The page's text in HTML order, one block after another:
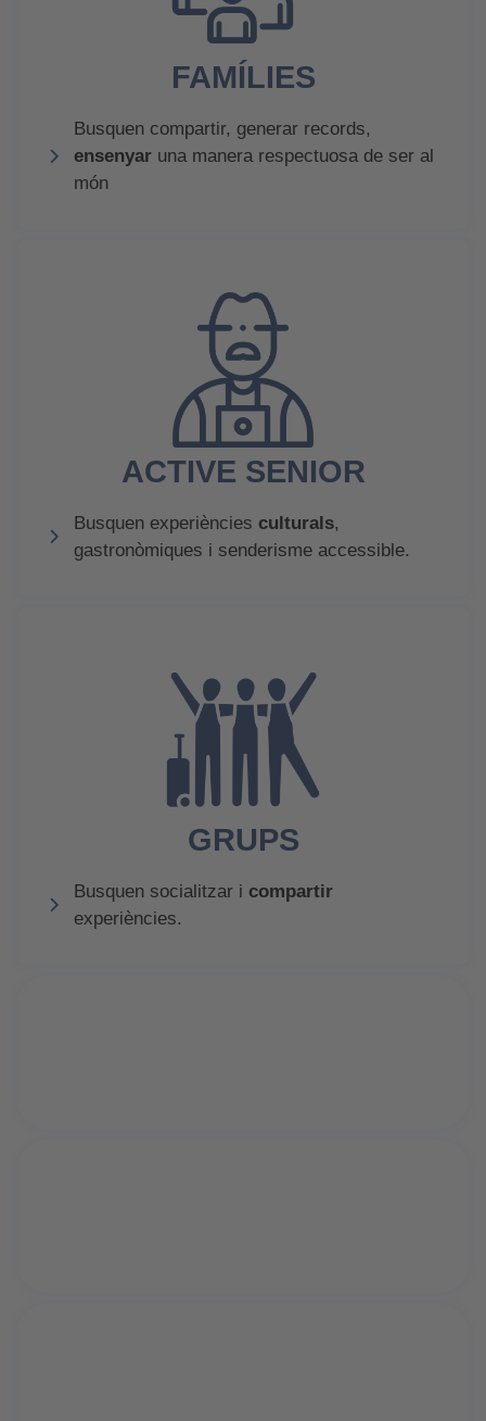
FAMÍLIES
Busquen compartir, generar records,
ensenyaruna manera respectuosa de ser al
món
ACTIVE SENIOR
Busquen experiències culturals,
gastronòmiques i senderisme accessible.
GRUPS
Busquen socialitzar i compartir
experiències.